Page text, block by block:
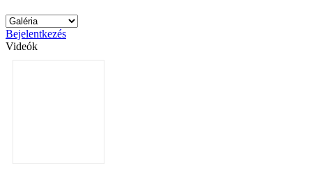
Bejelentkezés
Videók